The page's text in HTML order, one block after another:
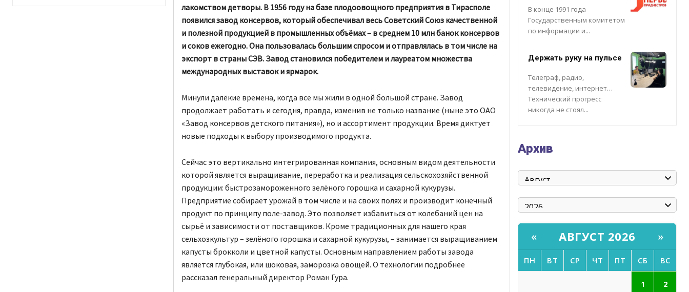
лакомством детворы. В 1956 году на базе плодоовощного предприятия в Тирасполе
появился завод консервов, который обеспечивал весь Советский Союз качественной
и полезной продукцией в промышленных объёмах – в среднем 10 млн банок консервов
и соков ежегодно. Она пользовалась большим спросом и отправлялась в том числе на
экспорт в страны СЭВ. Завод становился победителем и лауреатом множества
международных выставок и ярмарок.
Минули далёкие времена, когда все мы жили в одной большой стране. Завод
продолжает работать и сегодня, правда, изменив не только название (ныне это ОАО
«Завод консервов детского питания»), но и ассортимент продукции. Время диктует
новые подходы к выбору производимого продукта.
Сейчас это вертикально интегрированная компания, основным видом деятельности
которой является выращивание, переработка и реализация сельскохозяйственной
продукции: быстрозамороженного зелёного горошка и сахарной кукурузы.
Предприятие собирает урожай в том числе и на своих полях и производит конечный
продукт по принципу поле-завод. Это позволяет избавиться от колебаний цен на
сырьё и зависимости от поставщиков. Кроме традиционных для нашего края
сельхозкультур – зелёного горошка и сахарной кукурузы, – занимается выращиванием
капусты брокколи и цветной капусты. Основным направлением работы завода
является глубокая, или шоковая, заморозка овощей. О технологии подробнее
рассказал генеральный директор Роман Гура.
В конце 1991 года
Государственным комитетом
по информации и...
Держать руку на пульсе
Телеграф, радио,
телевидение, интернет…
Технический прогресс
никогда не стоял...
Архив
« АВГУСТ 2026 »
ПН ВТ СР ЧТ ПТ СБ ВС
1 2